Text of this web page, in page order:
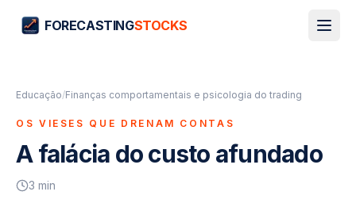
FORECASTINGSTOCKS
Educação/Finanças comportamentais e psicologia do trading
OS VIESES QUE DRENAM CONTAS
A falácia do custo afundado
3 min